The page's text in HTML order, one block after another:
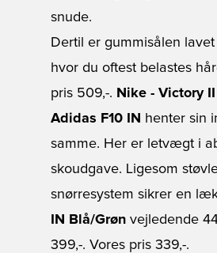
snude.
Dertil er gummisålen
hvor du oftest belastes
pris 509,-. Nike - Victory
Adidas F10 IN henter sin
samme. Her er letvægt i
skoudgave. Ligesom
snørresystem sikrer en
IN Blå/Grøn vejledende
399,-. Vores pris 339,-.